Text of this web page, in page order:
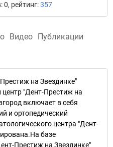
0, рейтинг:357
Видео Публикации
на Звездинке"
центр "Дент-Престиж на
включает в себя
и ортопедический
центра "Дент-
базе
Престиж на Звездинке"